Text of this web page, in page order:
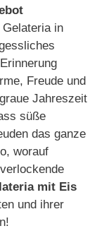
in
Freude und
Jahreszeit
süße
das ganze
worauf
mit Eis
und ihrer